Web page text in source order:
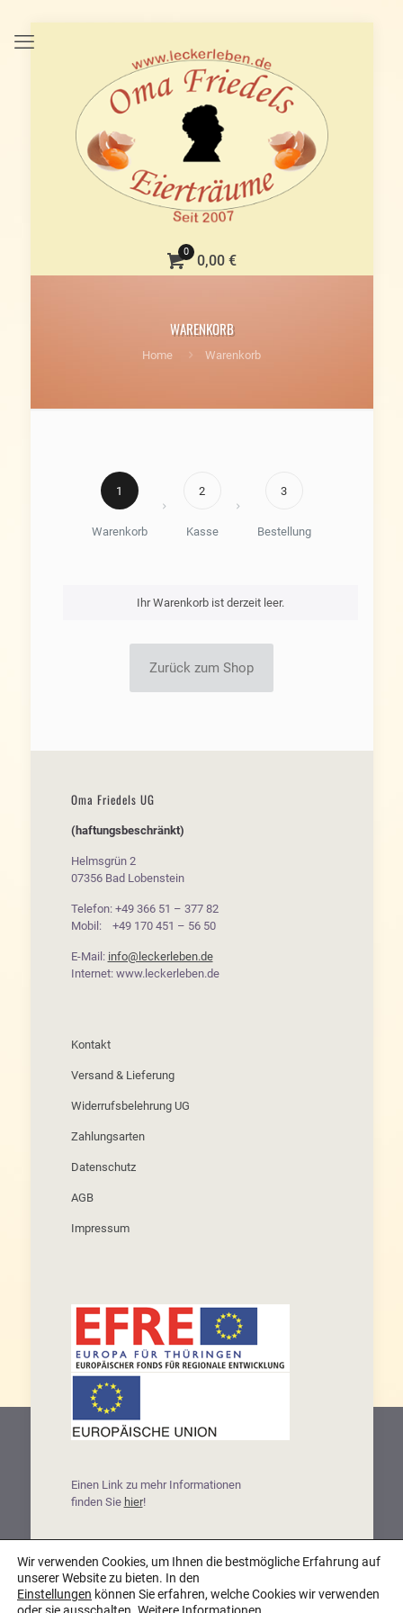
0
0,00 €
WARENKORB
Home Warenkorb
1
Warenkorb
2
Kasse
3
Bestellung
Ihr Warenkorb ist derzeit leer.
Zurück zum Shop
Oma Friedels UG
(haftungsbeschränkt)
Helmsgrün 2
07356 Bad Lobenstein
Telefon: +49 366 51 – 377 82
Mobil: +49 170 451 – 56 50
E-Mail: info@leckerleben.de
Internet: www.leckerleben.de
Kontakt
Versand & Lieferung
Widerrufsbelehrung UG
Zahlungsarten
Datenschutz
AGB
Impressum
Einen Link zu mehr Informationen
finden Sie hier!
© Oma Friedels - Leckerleben |powered by
pixelway
Wir verwenden Cookies, um Ihnen die bestmögliche Erfahrung auf
unserer Website zu bieten. In den
Einstellungen können Sie erfahren, welche Cookies wir verwenden